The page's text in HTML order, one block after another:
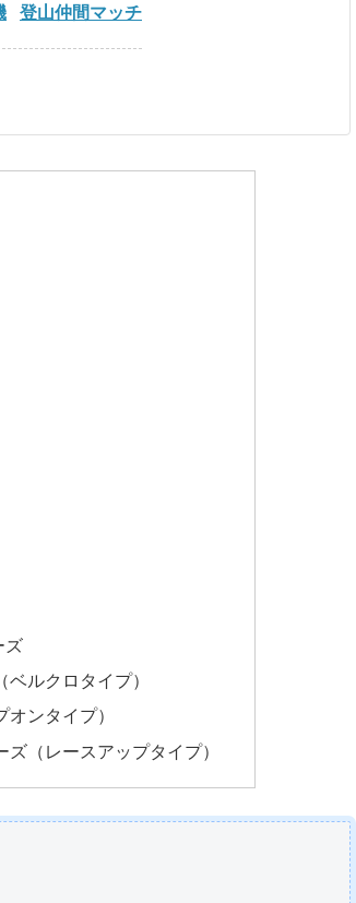
登山仲間マッチ
ズ
ルクロタイプ）
ンタイプ）
（レースアップタイプ）